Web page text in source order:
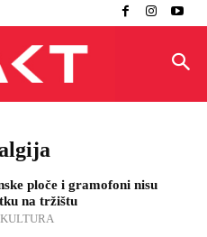
ploče i gramofoni nisu
na tržištu
KULTURA